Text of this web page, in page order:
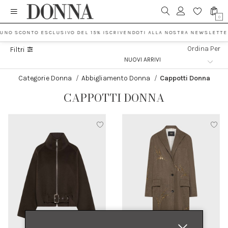
0
SCONTO ESCLUSIVO DEL 15% ISCRIVENDOTI ALLA NOSTRA
Filtri Ordina Per
Categorie Donna / Abbigliamento Donna / Cappotti Donna
CAPPOTTI DONNA